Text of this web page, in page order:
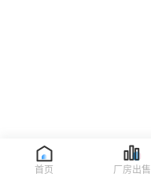
首页 厂房出售